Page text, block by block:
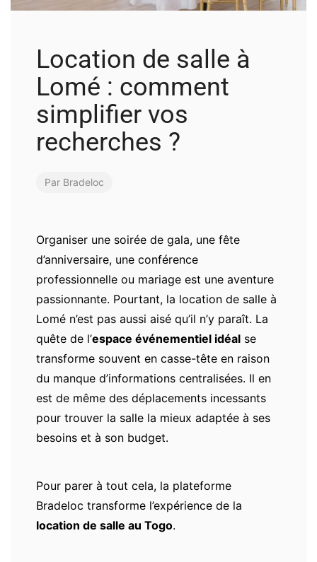
Location de salle à
Lomé : comment
simplifier vos
recherches ?
Par Bradeloc
Organiser une soirée de gala, une fête
d’anniversaire, une conférence
professionnelle ou mariage est une aventure
passionnante. Pourtant, la location de salle à
Lomé n’est pas aussi aisé qu’il n’y paraît. La
quête de l’espace événementiel idéal se
transforme souvent en casse-tête en raison
du manque d’informations centralisées. Il en
est de même des déplacements incessants
pour trouver la salle la mieux adaptée à ses
besoins et à son budget.
Pour parer à tout cela, la plateforme
Bradeloc transforme l’expérience de la
location de salle au Togo.